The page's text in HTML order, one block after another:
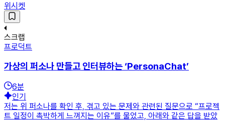
위시켓
스크랩
프로덕트
가상의 퍼소나 만들고 인터뷰하는 ‘PersonaChat’
6분
인기
저는 위 퍼소나를 확인 후, 겪고 있는 문제와 관련된 질문으로 “프로젝
트 일정이 촉박하게 느껴지는 이유”를 물었고, 아래와 같은 답을 받았